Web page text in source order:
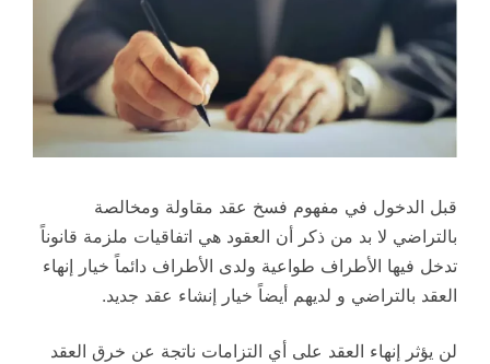
قبل الدخول في مفهوم فسخ عقد مقاولة ومخالصة
بالتراضي لا بد من ذكر أن العقود هي اتفاقيات ملزمة قانوناً
تدخل فيها الأطراف طواعية ولدى الأطراف دائماً خيار إنهاء
العقد بالتراضي و لديهم أيضاً خيار إنشاء عقد جديد.
لن يؤثر إنهاء العقد على أي التزامات ناتجة عن خرق العقد